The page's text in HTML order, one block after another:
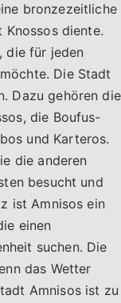
bronzezeitliche
diente.
die für jeden
Die Stadt
Dazu gehören die
die Boufus-
und Karteros.
die anderen
besucht und
ist Amnisos ein
einen
suchen. Die
das Wetter
Amnisos ist zu